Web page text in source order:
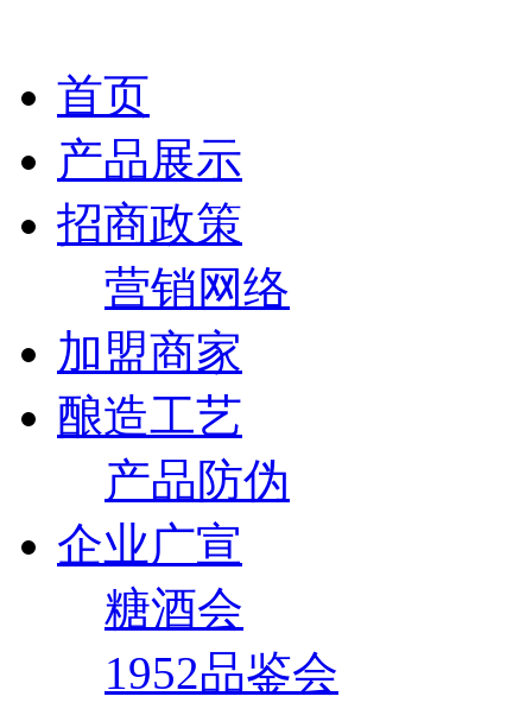
首页
产品展示
招商政策
营销网络
加盟商家
酿造工艺
产品防伪
企业广宣
糖酒会
1952品鉴会